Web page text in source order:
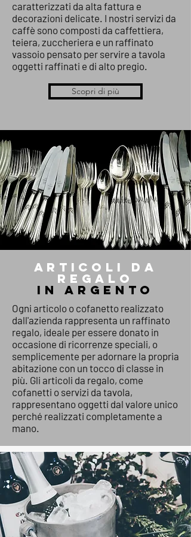
caratterizzati da alta fattura e
decorazioni delicate. I nostri servizi da
caffè sono composti da caffettiera,
teiera, zuccheriera e un raffinato
vassoio pensato per servire a tavola
oggetti raffinati e di alto pregio.
Scopri di più
ARTICOLI DA
REGAL O
IN ARGENTO
Ogni articolo o cofanetto realizzato
dall'azienda rappresenta un raffinato
regalo, ideale per essere donato in
occasione di ricorrenze speciali, o
semplicemente per adornare la propria
abitazione con un tocco di classe in
più. Gli articoli da regalo, come
cofanetti o servizi da tavola,
rappresentano oggetti dal valore unico
perché realizzati completamente a
mano.